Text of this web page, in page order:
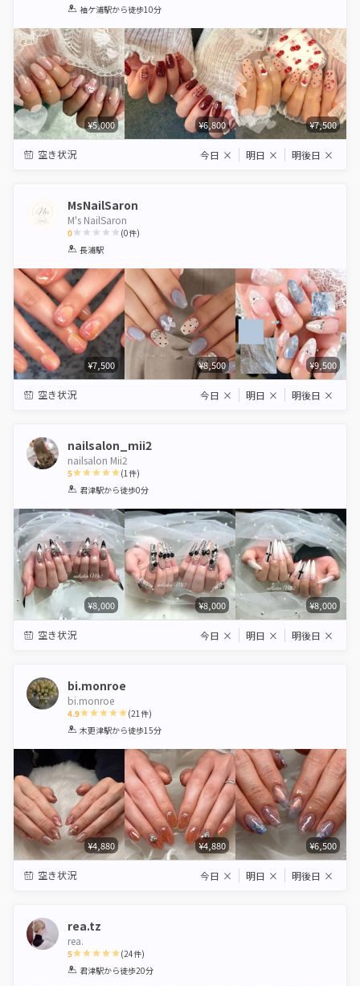
1 2 3 4 5
袖ケ浦駅から徒歩10分
¥5,000 ¥6,800 ¥7,500
空き状況 今日 × 明日 × 明後日 ×
MsNailSaron
M's NailSaron
0
1 2 3 4
(0件)
長浦駅
¥7,500 ¥8,500 ¥9,500
空き状況 今日 × 明日 × 明後日 ×
nailsalon_mii2
nailsalon Mii2
5
1 2 3 4 5
(1件)
君津駅から徒歩0分
¥8,000 ¥8,000 ¥8,000
空き状況 今日 × 明日 × 明後日 ×
bi.monroe
bi.monroe
4.9
1 2 3 4 5
(21件)
木更津駅から徒歩15分
¥4,880 ¥4,880 ¥6,500
空き状況 今日 × 明日 × 明後日 ×
rea.tz
rea.
5
1 2 3 4 5
(24件)
君津駅から徒歩20分